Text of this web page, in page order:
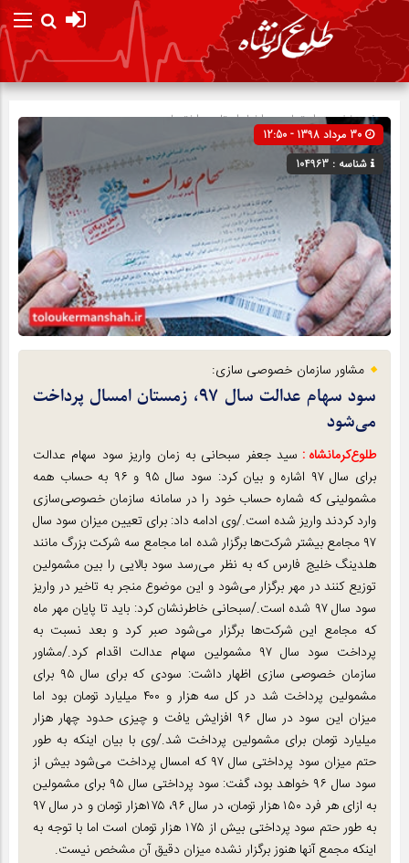
صفحه نخستاجتماعی»اخبار استان»اختصاصی
شناسه : 104963
مشاور سازمان خصوصی سازی:
سود سهام عدالت سال ۹۷، زمستان امسال پرداخت
می‌شود
طلوع‌‌کرمانشاه : سید جعفر سبحانی به زمان واریز سود سهام عدالت
برای سال ۹۷ اشاره و بیان کرد: سود سال ۹۵ و ۹۶ به حساب همه
مشمولینی که شماره حساب خود را در سامانه سازمان خصوصی‌سازی
وارد کردند واریز شده است./وی ادامه داد: برای تعیین میزان سود سال
۹۷ مجامع بیشتر شرکت‌ها برگزار شده اما مجامع سه شرکت بزرگ مانند
هلدینگ خلیج فارس که به نظر می‌رسد سود بالایی را بین مشمولین
توزیع کنند در مهر برگزار می‌شود و این موضوع منجر به تاخیر در واریز
سود سال ۹۷ شده است./سبحانی خاطرنشان کرد: باید تا پایان مهر ماه
که مجامع این شرکت‌ها برگزار می‌شود صبر کرد و بعد نسبت به
پرداخت سود سال ۹۷ مشمولین سهام عدالت اقدام کرد./مشاور
سازمان خصوصی سازی اظهار داشت: سودی که برای سال ۹۵ برای
مشمولین پرداخت شد در کل سه هزار و ۴۰۰ میلیارد تومان بود اما
میزان این سود در سال ۹۶ افزایش یافت و چیزی حدود چهار هزار
میلیارد تومان برای مشمولین پرداخت شد./وی با بیان اینکه به طور
حتم میزان سود پرداختی سال ۹۷ که امسال پرداخت می‌شود بیش از
سود سال ۹۶ خواهد بود، گفت: سود پرداختی سال ۹۵ برای مشمولین
به ازای هر فرد ۱۵۰ هزار تومان، در سال ۹۶، ۱۷۵هزار تومان و در سال ۹۷
به طور حتم سود پرداختی بیش از ۱۷۵ هزار تومان است اما با توجه به
اینکه مجمع آنها هنوز برگزار نشده میزان دقیق آن مشخص نیست.